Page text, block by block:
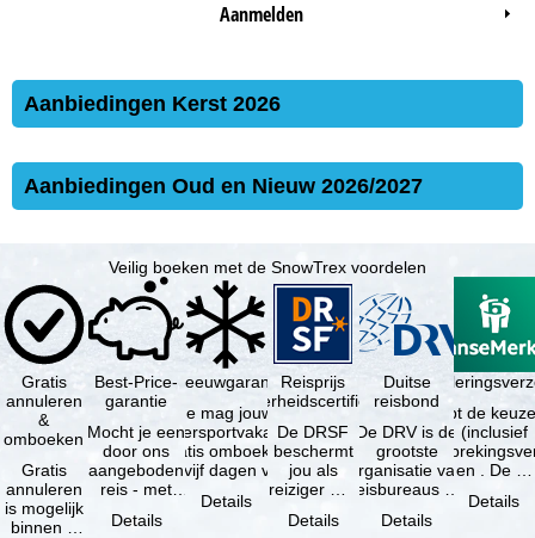
Aanmelden
Aanbiedingen Kerst 2026
Aanbiedingen Oud en Nieuw 2026/2027
Veilig boeken met de SnowTrex voordelen
Gratis
annuleren
&
omboeken
Gratis
annuleren
is mogelijk
binnen 5
Best-Price-
garantie
Mocht je een
door ons
aangeboden
reis - met
beschikbaarheid
Details
Sneeuwgarantie
Je mag jouw
wintersportvakantie
gratis omboeken
als vijf dagen voor
Details
Reisprijs
zekerheidscertificaat
De DRSF
beschermt
jou als
reiziger met
pakketreis
Details
Duitse
reisbond
De DRV is de
grootste
organisatie van
reisbureaus en
in Duitsland. …
Details
Je hebt de
(inclusief
en . De …
Details